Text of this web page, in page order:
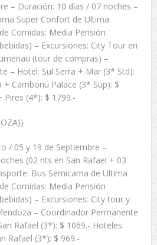
– Duración: 10 días / 07 noches –
Super Confort de Ultima
Comidas: Media Pensión
– Excursiones: City Tour en
(tour de compras) –
– Hotel: Sul Serra + Mar (3* Std):
+ Camboriú Palace (3* Sup): $
Pires (4*): $ 1799.-
/ 05 y 19 de Septiembre –
(02 nts en San Rafael + 03
Bus Semicama de Ultima
Comidas: Media Pensión
– Excursiones: City tour y
– Coordinador Permanente
Rafael (3*): $ 1069.- Hoteles:
Rafael (3*): $ 969.-